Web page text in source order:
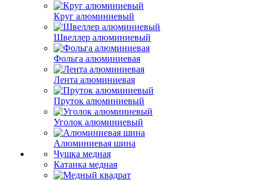
Круг алюминиевый
Швеллер алюминиевый
Фольга алюминиевая
Лента алюминиевая
Пруток алюминиевый
Уголок алюминиевый
Алюминиевая шина
Чушка медная
Катанка медная